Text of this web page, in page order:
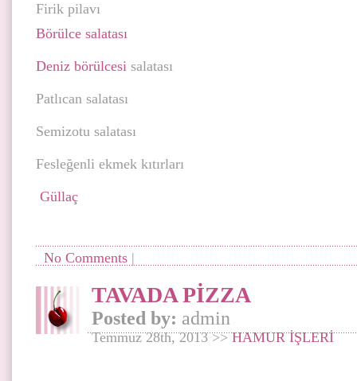
Firik pilavı
Börülce salatası
Deniz börülcesi salatası
Patlıcan salatası
Semizotu salatası
Fesleğenli ekmek kıtırları
Güllaç
No Comments |
TAVADA PİZZA
Posted by: admin
Temmuz 28th, 2013 >>HAMUR İŞLERİ